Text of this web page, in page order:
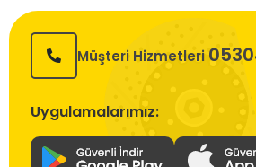
Müşteri Hizmetleri
Uygulamalarımız: